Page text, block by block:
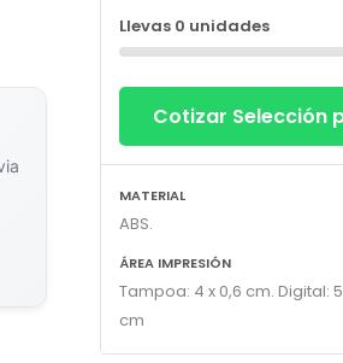
y suelta tu logotipo aquí
(Max. 5MB). Se recomienda fondo transparente.
Full Color
Llevas 0 unidades
Cotizar Selección
MATERIAL
ABS.
ÁREA IMPRESIÓN
Tampoa: 4 x 0,6 cm. Digital:
cm